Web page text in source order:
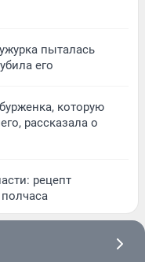
пыталась
его
которую
рассказала о
рецепт